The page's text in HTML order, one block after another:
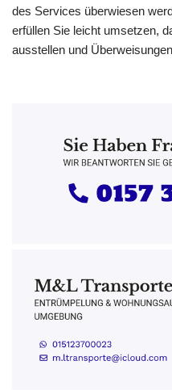
des Services überwiesen
erfüllen Sie leicht umsetzen,
ausstellen und